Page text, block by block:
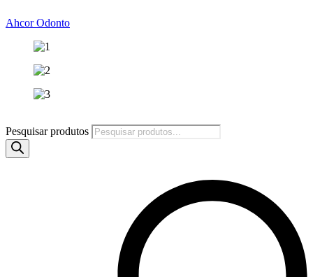
Ahcor Odonto
Pesquisar produtos